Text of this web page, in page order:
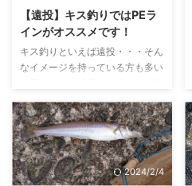
写真はマハゼ ハゼ自体の種類は
2000種以上おり非常に種類が多
い魚ですが、日本の河川や海で釣
れるものについては「マハゼ」が
ほとんどでしょう。 汽水域～海
になると「アナハゼ」「イトヒキ
ハゼ」なども混じりますが、マハ
ゼと比較すると数は少ない ...
【遠投】キス釣りではPEラ
インがオススメです！
キス釣りといえば遠投・・・そん
なイメージを持っている方も多い
ことは無く、ハイシーズンであれ
ば以外なほど近くで釣れることも
あります。 ただ、やはり釣り場
のメインはサーフ（砂浜）である
ことが多く遠投できた方が有利に
2024/2/4